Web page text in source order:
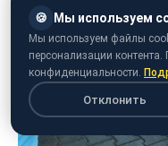
🍪 Мы используем
Мы используем файлы
персонализации
конфиденциальности.
Отклонить